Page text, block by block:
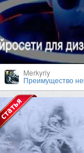
Merkyriy
Преимущество